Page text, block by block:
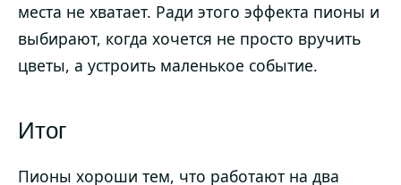
места не хватает. Ради этого эффекта пионы и
выбирают, когда хочется не просто вручить
цветы, а устроить маленькое событие.
Итог
Пионы хороши тем, что работают на два